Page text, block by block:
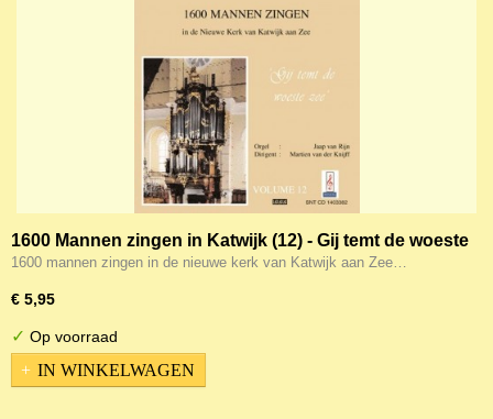
1600 Mannen zingen in Katwijk (12) - Gij temt de woeste
zee
1600 mannen zingen in de nieuwe kerk van Katwijk aan Zee…
€ 5,95
✓ Op voorraad
IN WINKELWAGEN